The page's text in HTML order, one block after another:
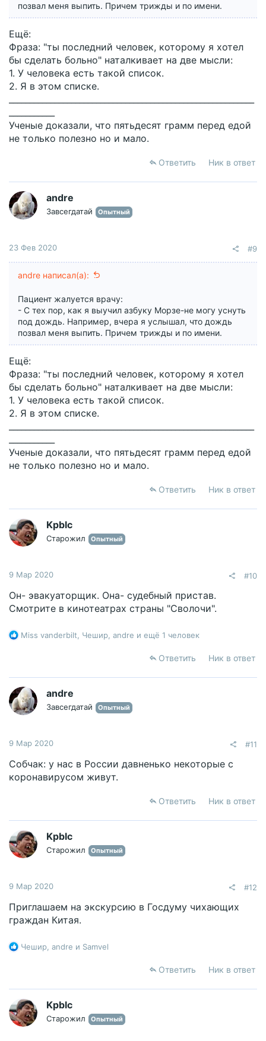
позвал меня выпить. Причем трижды и по имени.
Ещё:
Фраза: "ты последний человек, которому я хотел
бы сделать больно" наталкивает на две мысли:
1. У человека есть такой список.
2. Я в этом списке.
Ученые доказали, что пятьдесят грамм перед едой
не только полезно но и мало.
Ответить Ник в ответ
andre
Завсегдатай Опытный
23 Фев 2020 #9
andre написал(а):
Пациент жалуется врачу:
- С тех пор, как я выучил азбуку Морзе-не могу уснуть
под дождь. Например, вчера я услышал, что дождь
позвал меня выпить. Причем трижды и по имени.
Ещё:
Фраза: "ты последний человек, которому я хотел
бы сделать больно" наталкивает на две мысли:
1. У человека есть такой список.
2. Я в этом списке.
Ученые доказали, что пятьдесят грамм перед едой
не только полезно но и мало.
Ответить Ник в ответ
Kpblc
Старожил Опытный
9 Мар 2020 #10
Он- эвакуаторщик. Она- судебный пристав.
Смотрите в кинотеатрах страны "Сволочи".
Р
ц
и
и
:
Miss vanderbilt Чешир andre и ещё 1 человек
Ответить Ник в ответ
andre
Завсегдатай Опытный
9 Мар 2020 #11
Собчак: у нас в России давненько некоторые с
коронавирусом живут.
Ответить Ник в ответ
Kpblc
Старожил Опытный
9 Мар 2020 #12
Приглашаем на экскурсию в Госдуму чихающих
граждан Китая.
Р
ц
и
и
:
Чешир andre и Samvel
Ответить Ник в ответ
Kpblc
Старожил Опытный